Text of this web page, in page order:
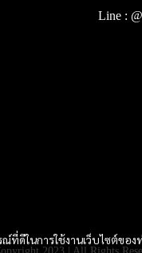
ดีในการใช้งานเว็บไซต์ของ
Line :